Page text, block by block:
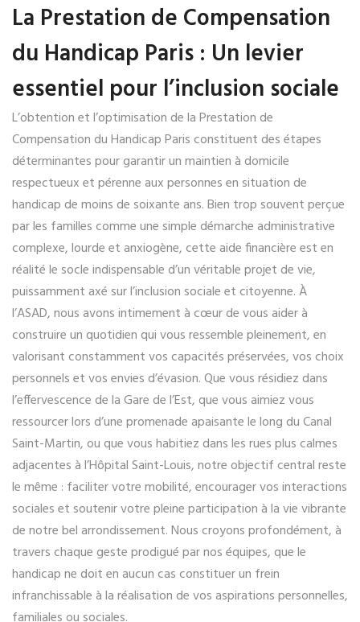
La Prestation de Compensation
du Handicap Paris : Un levier
essentiel pour l’inclusion sociale
L’obtention et l’optimisation de la Prestation de
Compensation du Handicap Paris constituent des étapes
déterminantes pour garantir un maintien à domicile
respectueux et pérenne aux personnes en situation de
handicap de moins de soixante ans. Bien trop souvent perçue
par les familles comme une simple démarche administrative
complexe, lourde et anxiogène, cette aide financière est en
réalité le socle indispensable d’un véritable projet de vie,
puissamment axé sur l’inclusion sociale et citoyenne. À
l’ASAD, nous avons intimement à cœur de vous aider à
construire un quotidien qui vous ressemble pleinement, en
valorisant constamment vos capacités préservées, vos choix
personnels et vos envies d’évasion. Que vous résidiez dans
l’effervescence de la Gare de l’Est, que vous aimiez vous
ressourcer lors d’une promenade apaisante le long du Canal
Saint-Martin, ou que vous habitiez dans les rues plus calmes
adjacentes à l’Hôpital Saint-Louis, notre objectif central reste
le même : faciliter votre mobilité, encourager vos interactions
sociales et soutenir votre pleine participation à la vie vibrante
de notre bel arrondissement. Nous croyons profondément, à
travers chaque geste prodigué par nos équipes, que le
handicap ne doit en aucun cas constituer un frein
infranchissable à la réalisation de vos aspirations personnelles,